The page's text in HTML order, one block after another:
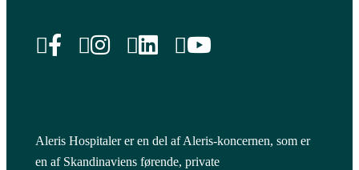
Aleris Hospitaler er en del af Aleris-koncernen, som er
en af Skandinaviens førende, private